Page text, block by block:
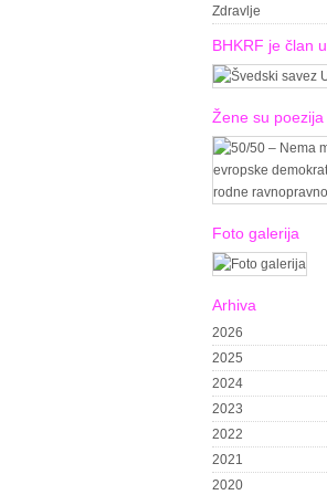
Zdravlje
BHKRF je član u
Žene su poezija
Foto galerija
Arhiva
2026
2025
2024
2023
2022
2021
2020